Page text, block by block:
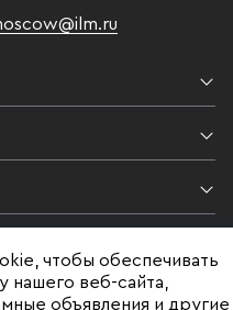
чтобы обеспечивать
нашего веб-сайта,
объявления и другие